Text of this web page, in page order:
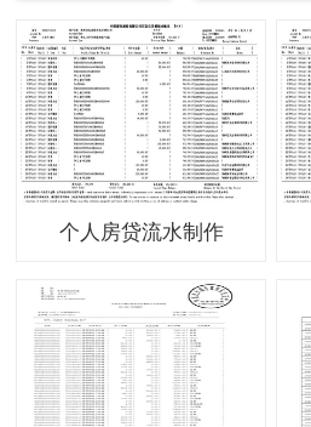
个人房贷流水制作